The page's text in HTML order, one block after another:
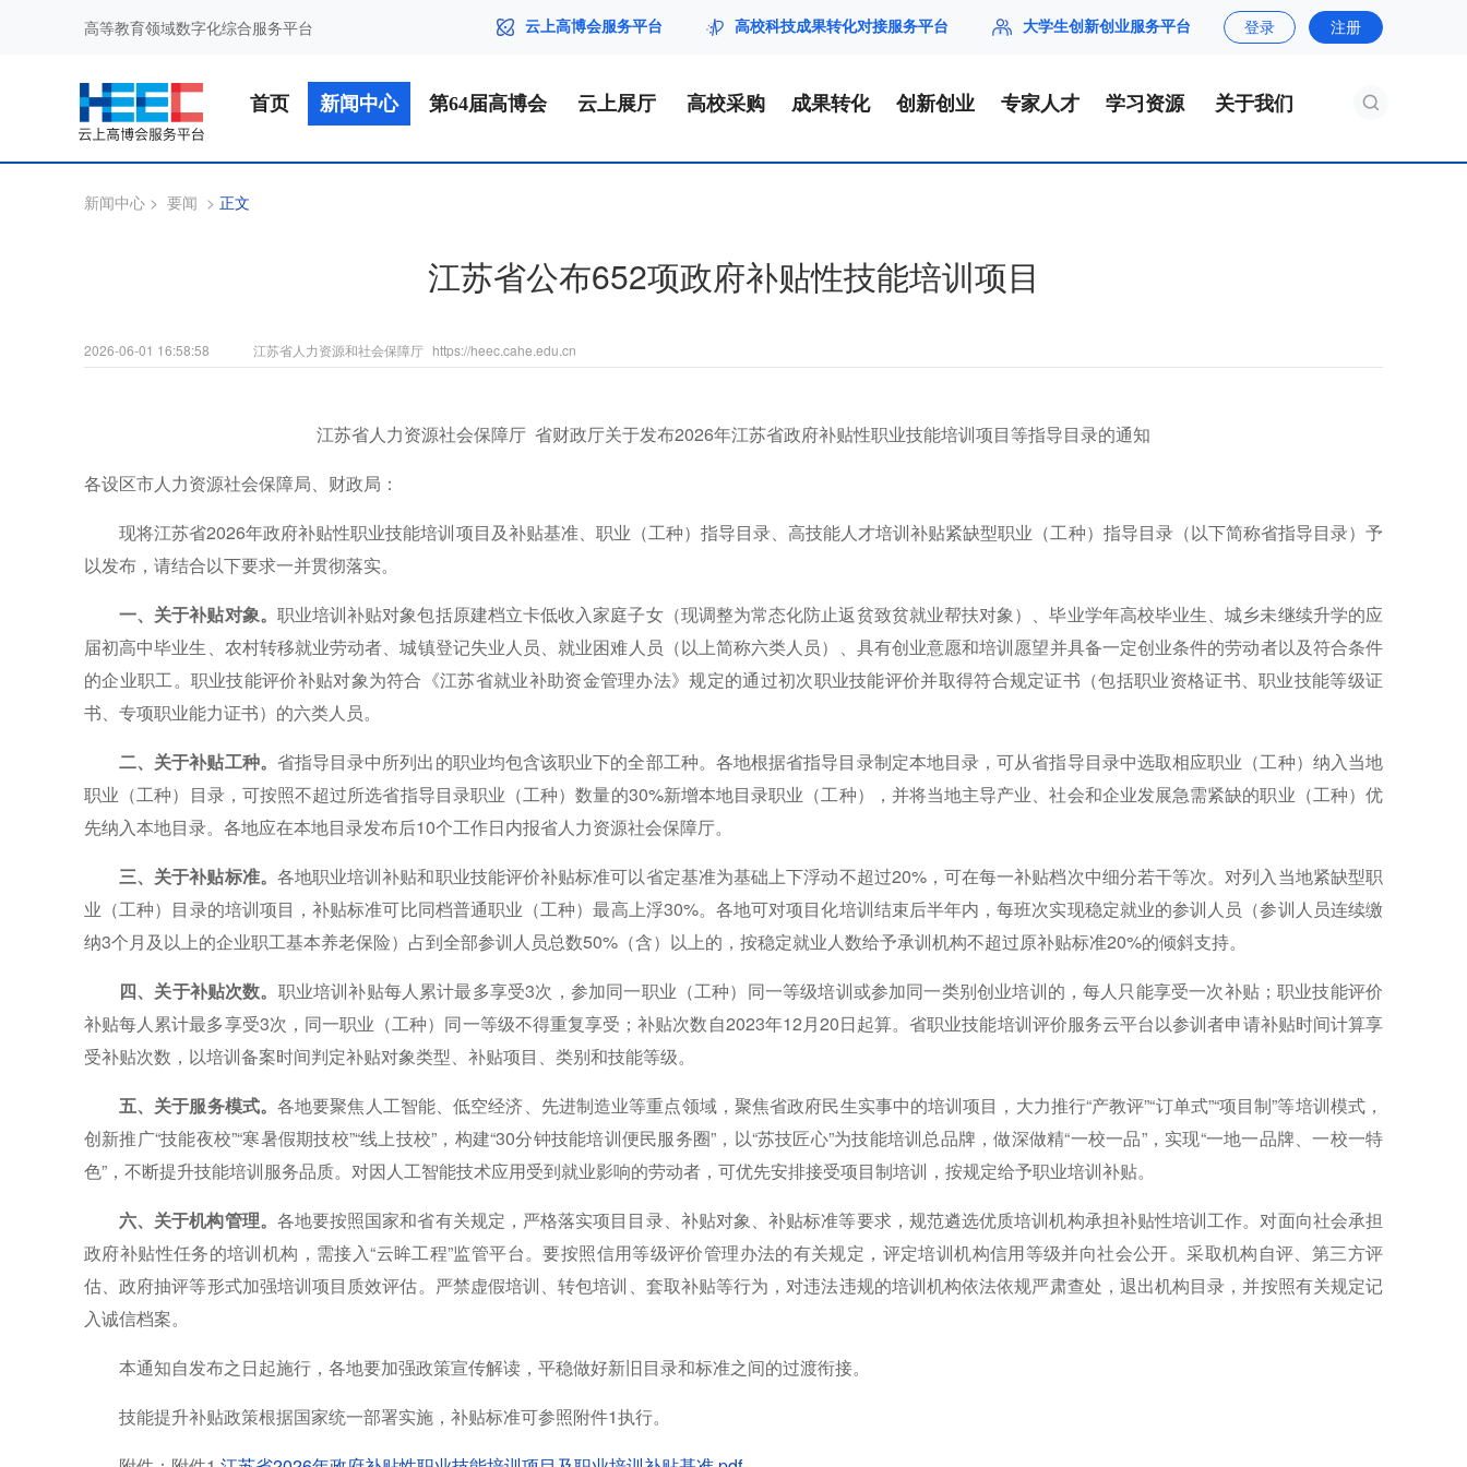
高等教育领域数字化综合服务平台 云上高博会服务平台 高校科技成果转化对接服务平台 大学生创新创业服务平台 登录 注册
首页 新闻中心 第64届高博会 云上展厅 高校采购 成果转化 创新创业 专家人才 学习资源 关于我们
新闻中心 > 要闻 > 正文
江苏省公布652项政府补贴性技能培训项目
2026-06-01 16:58:58 江苏省人力资源和社会保障厅 https://heec.cahe.edu.cn
江苏省人力资源社会保障厅 省财政厅关于发布2026年江苏省政府补贴性职业技能培训项目等指导目录的通知
各设区市人力资源社会保障局、财政局：
现将江苏省2026年政府补贴性职业技能培训项目及补贴基准、职业（工种）指导目录、高技能人才培训补贴紧缺型职业（工种）指导目录（以下简称省指导目录）予
以发布，请结合以下要求一并贯彻落实。
一、关于补贴对象。 职业培训补贴对象包括原建档立卡低收入家庭子女（现调整为常态化防止返贫致贫就业帮扶对象）、毕业学年高校毕业生、城乡未继续升学的应
届初高中毕业生、农村转移就业劳动者、城镇登记失业人员、就业困难人员（以上简称六类人员）、具有创业意愿和培训愿望并具备一定创业条件的劳动者以及符合条件
的企业职工。职业技能评价补贴对象为符合《江苏省就业补助资金管理办法》规定的通过初次职业技能评价并取得符合规定证书（包括职业资格证书、职业技能等级证
书、专项职业能力证书）的六类人员。
二、关于补贴工种。 省指导目录中所列出的职业均包含该职业下的全部工种。各地根据省指导目录制定本地目录，可从省指导目录中选取相应职业（工种）纳入当地
职业（工种）目录，可按照不超过所选省指导目录职业（工种）数量的30%新增本地目录职业（工种），并将当地主导产业、社会和企业发展急需紧缺的职业（工种）优
先纳入本地目录。各地应在本地目录发布后10个工作日内报省人力资源社会保障厅。
三、关于补贴标准。 各地职业培训补贴和职业技能评价补贴标准可以省定基准为基础上下浮动不超过20%，可在每一补贴档次中细分若干等次。对列入当地紧缺型职
业（工种）目录的培训项目，补贴标准可比同档普通职业（工种）最高上浮30%。各地可对项目化培训结束后半年内，每班次实现稳定就业的参训人员（参训人员连续缴
纳3个月及以上的企业职工基本养老保险）占到全部参训人员总数50%（含）以上的，按稳定就业人数给予承训机构不超过原补贴标准20%的倾斜支持。
四、关于补贴次数。 职业培训补贴每人累计最多享受3次，参加同一职业（工种）同一等级培训或参加同一类别创业培训的，每人只能享受一次补贴；职业技能评价
补贴每人累计最多享受3次，同一职业（工种）同一等级不得重复享受；补贴次数自2023年12月20日起算。省职业技能培训评价服务云平台以参训者申请补贴时间计算享
受补贴次数，以培训备案时间判定补贴对象类型、补贴项目、类别和技能等级。
五、关于服务模式。 各地要聚焦人工智能、低空经济、先进制造业等重点领域，聚焦省政府民生实事中的培训项目，大力推行“产教评”“订单式”“项目制”等培训模式，
创新推广“技能夜校”“寒暑假期技校”“线上技校”，构建“30分钟技能培训便民服务圈”，以“苏技匠心”为技能培训总品牌，做深做精“一校一品”，实现“一地一品牌、一校一特
色”，不断提升技能培训服务品质。对因人工智能技术应用受到就业影响的劳动者，可优先安排接受项目制培训，按规定给予职业培训补贴。
六、关于机构管理。 各地要按照国家和省有关规定，严格落实项目目录、补贴对象、补贴标准等要求，规范遴选优质培训机构承担补贴性培训工作。对面向社会承担
政府补贴性任务的培训机构，需接入“云眸工程”监管平台。要按照信用等级评价管理办法的有关规定，评定培训机构信用等级并向社会公开。采取机构自评、第三方评
估、政府抽评等形式加强培训项目质效评估。严禁虚假培训、转包培训、套取补贴等行为，对违法违规的培训机构依法依规严肃查处，退出机构目录，并按照有关规定记
入诚信档案。
本通知自发布之日起施行，各地要加强政策宣传解读，平稳做好新旧目录和标准之间的过渡衔接。
技能提升补贴政策根据国家统一部署实施，补贴标准可参照附件1执行。